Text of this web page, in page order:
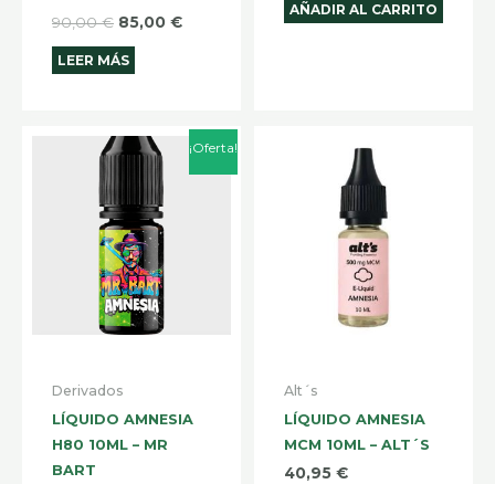
90,00€ 85,00 €
LEER MÁS
AÑADIR AL CARRITO
¡Oferta!
Derivados
LÍQUIDO AMNESIA
H80 10ML – MR
BART
El
precio
44,90 €.
El
precio
actual
Alt´s
LÍQUIDO AMNESIA
MCM 10ML – ALT´S
40,95 €